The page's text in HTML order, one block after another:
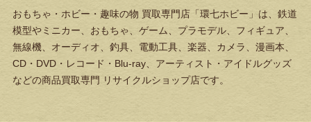
おもちゃ・ホビー・趣味の物 買取専門店「環七ホビー」は、鉄道
模型やミニカー、おもちゃ、ゲーム、プラモデル、フィギュア、
無線機、オーディオ、釣具、電動工具、楽器、カメラ、漫画本、
CD・DVD・レコード・Blu-ray、アーティスト・アイドルグッズ
などの商品買取専門 リサイクルショップ店です。